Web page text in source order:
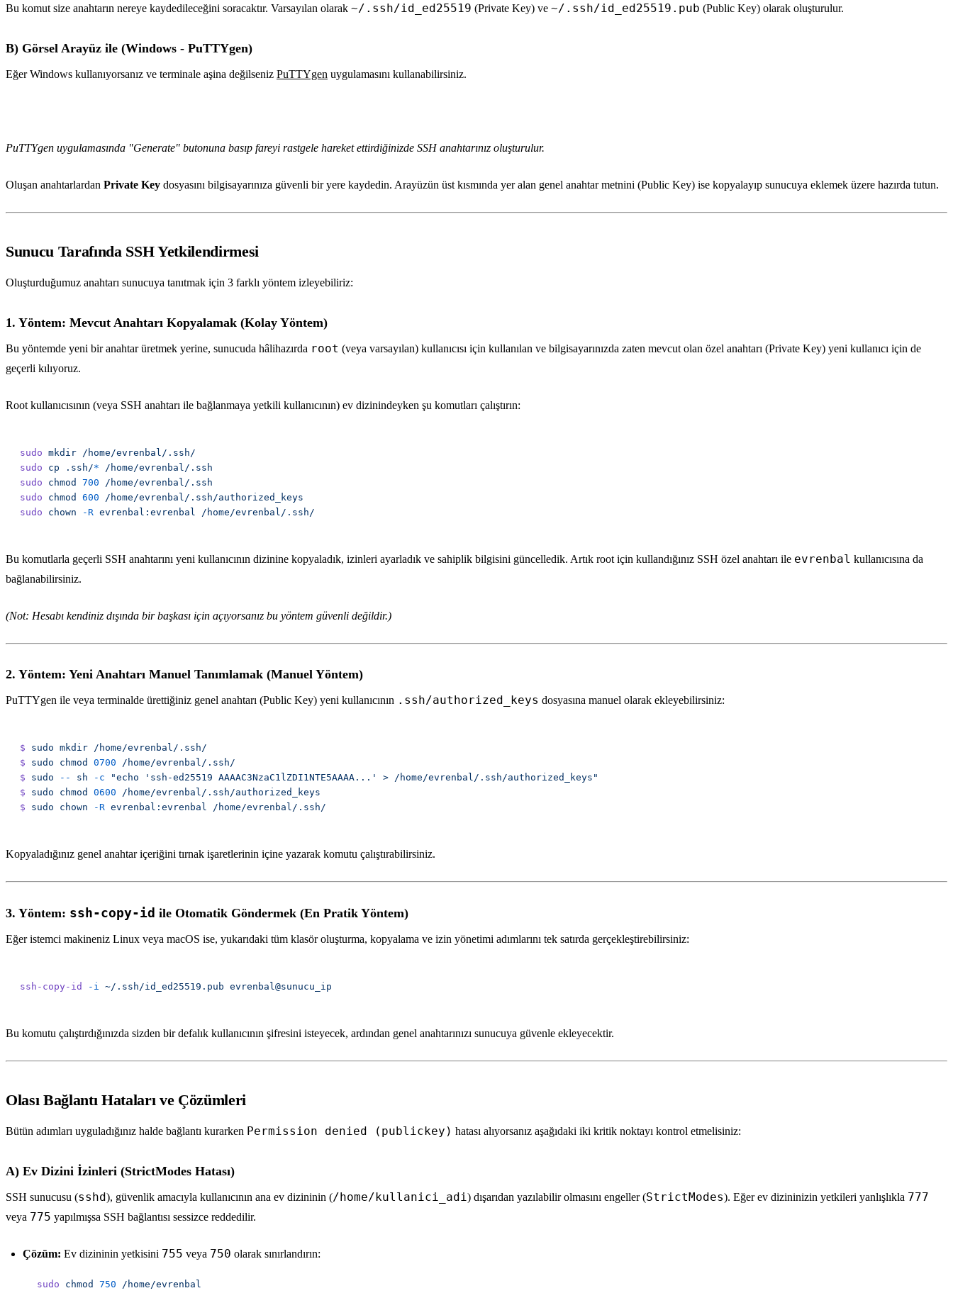
Bu komut size anahtarın nereye kaydedileceğini soracaktır. Varsayılan olarak ~/.ssh/id_ed25519 (Private Key) ve ~/.ssh/id_ed25519.pub (Public Key) olarak oluşturulur.
B) Görsel Arayüz ile (Windows - PuTTYgen)
Eğer Windows kullanıyorsanız ve terminale aşina değilseniz PuTTYgen uygulamasını kullanabilirsiniz.
PuTTYgen uygulamasında "Generate" butonuna basıp fareyi rastgele hareket ettirdiğinizde SSH anahtarınız oluşturulur.
Oluşan anahtarlardan Private Key dosyasını bilgisayarınıza güvenli bir yere kaydedin. Arayüzün üst kısmında yer alan genel anahtar metnini (Public Key) ise kopyalayıp sunucuya eklemek üzere hazırda tutun.
Sunucu Tarafında SSH Yetkilendirmesi
Oluşturduğumuz anahtarı sunucuya tanıtmak için 3 farklı yöntem izleyebiliriz:
1. Yöntem: Mevcut Anahtarı Kopyalamak (Kolay Yöntem)
Bu yöntemde yeni bir anahtar üretmek yerine, sunucuda hâlihazırda root (veya varsayılan) kullanıcısı için kullanılan ve bilgisayarınızda zaten mevcut olan özel anahtarı (Private Key) yeni kullanıcı için de
geçerli kılıyoruz.
Root kullanıcısının (veya SSH anahtarı ile bağlanmaya yetkili kullanıcının) ev dizinindeyken şu komutları çalıştırın:
sudo mkdir
sudo cp .ssh/*
sudo chmod 700
sudo chmod 600
sudo chown -R evrenbal:evrenbal
Bu komutlarla geçerli SSH anahtarını yeni kullanıcının dizinine kopyaladık, izinleri ayarladık ve sahiplik bilgisini güncelledik. Artık root için kullandığınız SSH özel anahtarı ile evrenbal kullanıcısına da
bağlanabilirsiniz.
(Not: Hesabı kendiniz dışında bir başkası için açıyorsanız bu yöntem güvenli değildir.)
2. Yöntem: Yeni Anahtarı Manuel Tanımlamak (Manuel Yöntem)
PuTTYgen ile veya terminalde ürettiğiniz genel anahtarı (Public Key) yeni kullanıcının .ssh/authorized_keys dosyasına manuel olarak ekleyebilirsiniz:
$ sudo mkdir
$ sudo chmod 0700
$ sudo -- sh -c
$ sudo chmod 0600
$ sudo chown -R evrenbal:evrenbal
Kopyaladığınız genel anahtar içeriğini tırnak işaretlerinin içine yazarak komutu çalıştırabilirsiniz.
3. Yöntem: ssh-copy-id ile Otomatik Göndermek (En Pratik Yöntem)
Eğer istemci makineniz Linux veya macOS ise, yukarıdaki tüm klasör oluşturma, kopyalama ve izin yönetimi adımlarını tek satırda gerçekleştirebilirsiniz:
ssh-copy-id -i ~/.ssh/id_ed25519.pub
Bu komutu çalıştırdığınızda sizden bir defalık kullanıcının şifresini isteyecek, ardından genel anahtarınızı sunucuya güvenle ekleyecektir.
Olası Bağlantı Hataları ve Çözümleri
Bütün adımları uyguladığınız halde bağlantı kurarken Permission denied (publickey) hatası alıyorsanız aşağıdaki iki kritik noktayı kontrol etmelisiniz:
A) Ev Dizini İzinleri (StrictModes Hatası)
SSH sunucusu (sshd), güvenlik amacıyla kullanıcının ana ev dizininin (/home/kullanici_adi) dışarıdan yazılabilir olmasını engeller (StrictModes). Eğer ev dizininizin yetkileri yanlışlıkla 777
veya 775 yapılmışsa SSH bağlantısı sessizce reddedilir.
Çözüm: Ev dizininin yetkisini 755 veya 750 olarak sınırlandırın:
sudo chmod 750